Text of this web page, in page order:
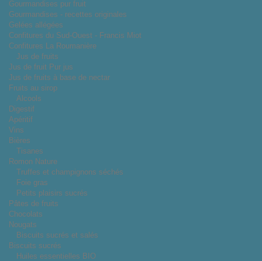
Gourmandises pur fruit
Gourmandises - recettes originales
Gelées allégées
Confitures du Sud-Ouest - Francis Miot
Confitures La Roumanière
Jus de fruits
Jus de fruit Pur jus
Jus de fruits à base de nectar
Fruits au sirop
Alcools
Digestif
Apéritif
Vins
Bières
Tisanes
Romon Nature
Truffes et champignons séchés
Foie gras
Petits plaisirs sucrés
Pâtes de fruits
Chocolats
Nougats
Biscuits sucrés et salés
Biscuits sucrés
Huiles essentielles BIO